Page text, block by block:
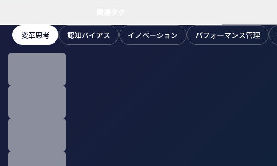
変革思考 認知バイアス イノベーション パフォーマンス管理